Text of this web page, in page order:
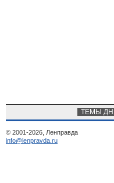
ТЕМЫ
© 2001-2026, Ленправда
info@lenpravda.ru